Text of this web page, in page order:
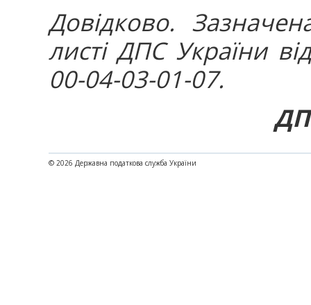
Довідково.
листі ДПС України
00-04-03-01-07.
© 2026 Державна податкова служба України